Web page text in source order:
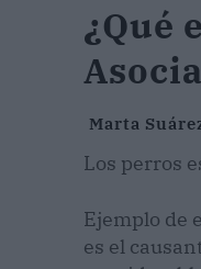
¿Qué
Marta
Los perros
Ejemplo de
es el